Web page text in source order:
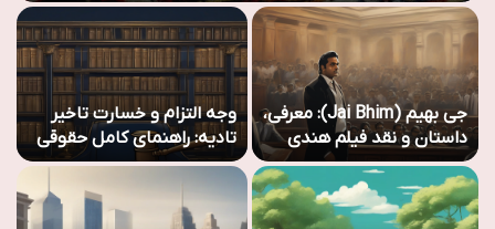
جی بهیم (Jai Bhim): معرفی،
داستان و نقد فیلم هندی
وجه التزام و خسارت تاخیر
تادیه: راهنمای کامل حقوقی